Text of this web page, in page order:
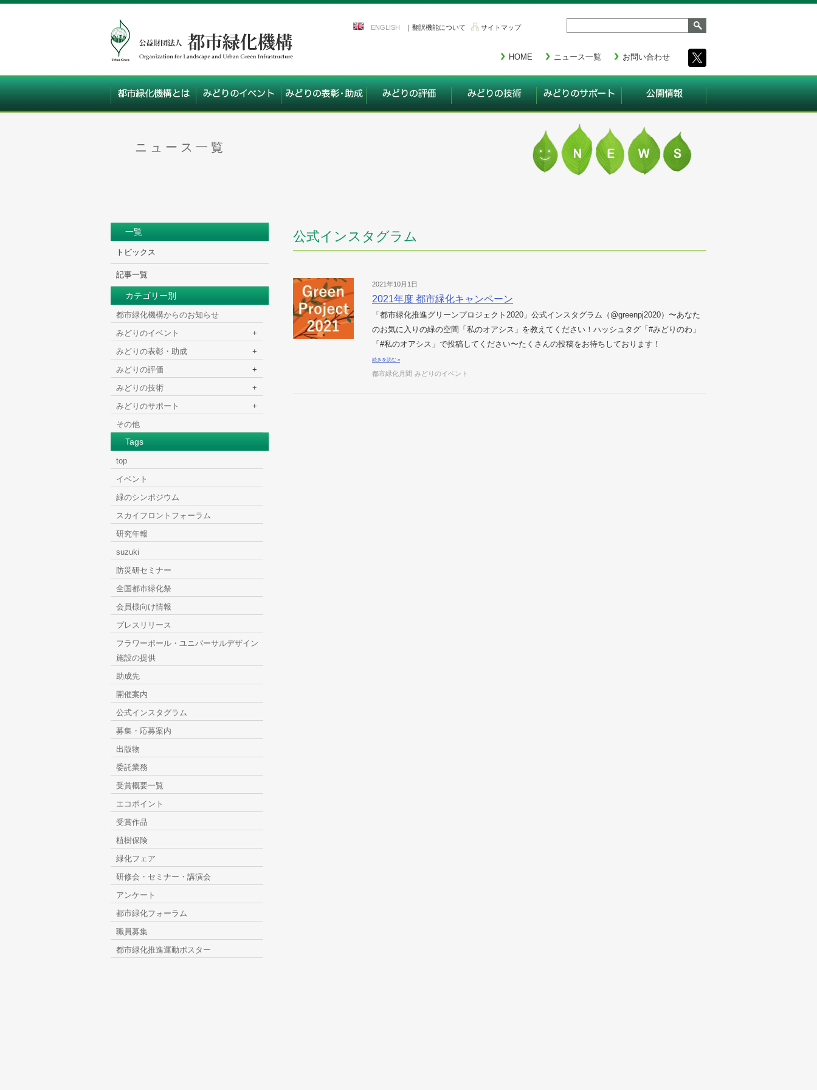
HOME ニュース一覧 お問い合わせ
ENGLISH ｜翻訳機能について サイトマップ
ニュース一覧
公式インスタグラム
2021年10月1日
2021年度 都市緑化キャンペーン
「都市緑化推進グリーンプロジェクト2020」公式インスタグラム（@greenpj2020）〜あなた
のお気に入りの緑の空間「私のオアシス」を教えてください！ハッシュタグ「#みどりのわ」
「#私のオアシス」で投稿してください〜たくさんの投稿をお待ちしております！
続きを読む »
都市緑化月間 みどりのイベント
一覧
トピックス
記事一覧
カテゴリー別
都市緑化機構からのお知らせ
+
みどりのイベント
+
みどりの表彰・助成
+
みどりの評価
+
みどりの技術
+
みどりのサポート
その他
Tags
top
イベント
緑のシンポジウム
スカイフロントフォーラム
研究年報
suzuki
防災研セミナー
全国都市緑化祭
会員様向け情報
プレスリリース
フラワーポール・ユニバーサルデザイン
施設の提供
助成先
開催案内
公式インスタグラム
募集・応募案内
出版物
委託業務
受賞概要一覧
エコポイント
受賞作品
植樹保険
緑化フェア
研修会・セミナー・講演会
アンケート
都市緑化フォーラム
職員募集
都市緑化推進運動ポスター